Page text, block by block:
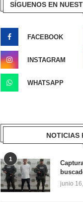
SÍGUENOS EN
FACEBOOK
INSTAGRAM
WHATSAPP
NOTICIAS
1
junio